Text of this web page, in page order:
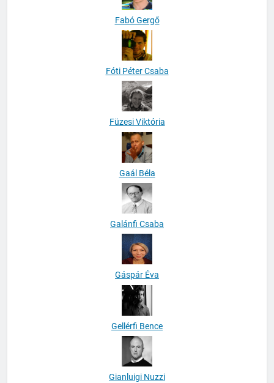
Fabó Gergő
Fóti Péter Csaba
Füzesi Viktória
Gaál Béla
Galánfi Csaba
Gáspár Éva
Gellérfi Bence
Gianluigi Nuzzi